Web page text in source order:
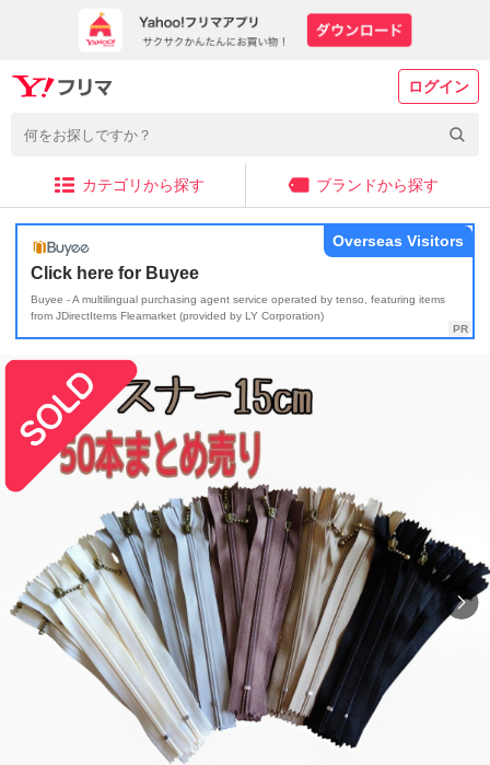
ログイン
カテゴリから探す ブランドから探す
Click here for Buyee
Buyee - A multilingual purchasing agent service operated by tenso, featuring items
from JDirectItems Fleamarket (provided by LY Corporation)
Overseas Visitors